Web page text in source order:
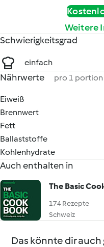
Weitere
Schwierigkeitsgrad
einfach
Nährwerte pro 1 portion
Eiweiß
Brennwert
Fett
Ballaststoffe
Kohlenhydrate
Auch enthalten in
The Basic
174 Rezepte
Schweiz
Das könnte dir